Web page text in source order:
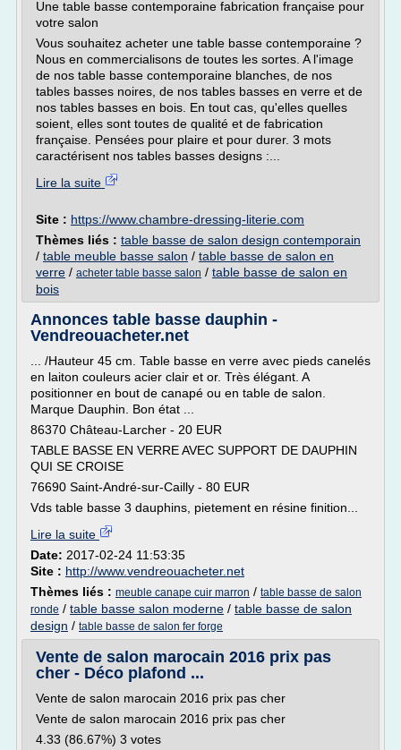
Une table basse contemporaine fabrication française pour
votre salon
Vous souhaitez acheter une table basse contemporaine ?
Nous en commercialisons de toutes les sortes. A l'image
de nos table basse contemporaine blanches, de nos
tables basses noires, de nos tables basses en verre et de
nos tables basses en bois. En tout cas, qu'elles quelles
soient, elles sont toutes de qualité et de fabrication
française. Pensées pour plaire et pour durer. 3 mots
caractérisent nos tables basses designs :...
Lire la suite
Site : https://www.chambre-dressing-literie.com
Thèmes liés : table basse de salon design contemporain
/ table meuble basse salon / table basse de salon en
verre / acheter table basse salon / table basse de salon en
bois
Annonces table basse dauphin -
Vendreouacheter.net
... /Hauteur 45 cm. Table basse en verre avec pieds canelés
en laiton couleurs acier clair et or. Très élégant. A
positionner en bout de canapé ou en table de salon.
Marque Dauphin. Bon état ...
86370 Château-Larcher - 20 EUR
TABLE BASSE EN VERRE AVEC SUPPORT DE DAUPHIN
QUI SE CROISE
76690 Saint-André-sur-Cailly - 80 EUR
Vds table basse 3 dauphins, pietement en résine finition...
Lire la suite
Date: 2017-02-24 11:53:35
Site : http://www.vendreouacheter.net
Thèmes liés : meuble canape cuir marron / table basse de salon
ronde / table basse salon moderne / table basse de salon
design / table basse de salon fer forge
Vente de salon marocain 2016 prix pas
cher - Déco plafond ...
Vente de salon marocain 2016 prix pas cher
Vente de salon marocain 2016 prix pas cher
4.33 (86.67%) 3 votes